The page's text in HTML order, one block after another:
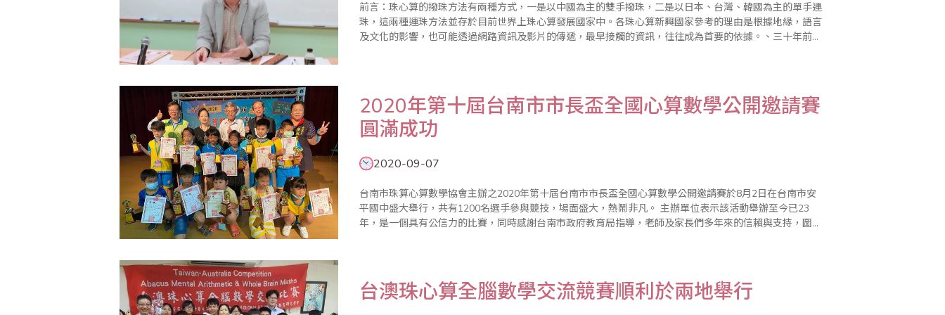
前言：珠心算的撥珠方法有兩種方式，一是以中國為主的雙手撥珠，二是以日本、台灣、韓國為主的單手運
珠，這兩種運珠方法並存於目前世界上珠心算發展國家中。各珠心算新興國家參考的理由是根據地緣，語言
及文化的影響，也可能透過網路資訊及影片的傳遞，最早接觸的資訊，往往成為首要的依據。、三十年前隨
2020年第十屆台南市市長盃全國心算數學公開邀請賽
圓滿成功
2020-09-07
台南市珠算心算數學協會主辦之2020年第十屆台南市市長盃全國心算數學公開邀請賽於8月2日在台南市安
平國中盛大舉行，共有1200名選手參與競技，場面盛大，熱鬧非凡。 主辦單位表示該活動舉辦至今已23
年，是一個具有公信力的比賽，同時感謝台南市政府教育局指導，老師及家長們多年來的信賴與支持，圖為
台澳珠心算全腦數學交流競賽順利於兩地舉行